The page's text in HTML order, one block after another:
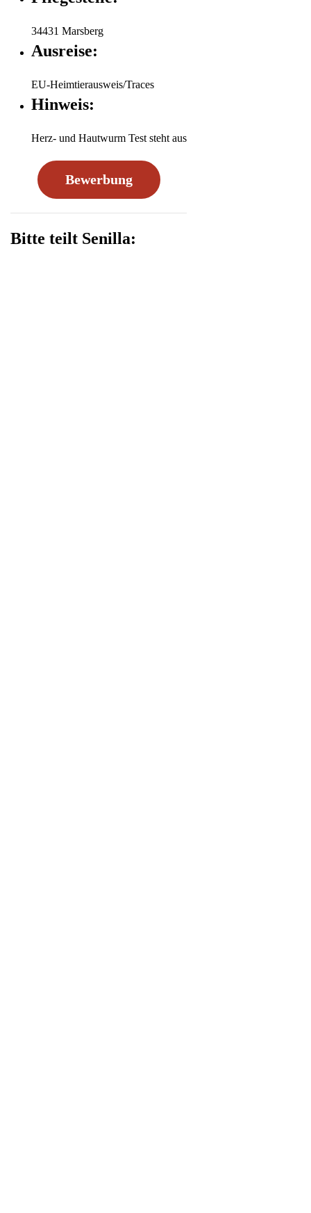
34431 Marsberg
Ausreise:
EU-Heimtierausweis/Traces
Hinweis:
Herz- und Hautwurm Test steht aus
Bewerbung
Bitte teilt Senilla: